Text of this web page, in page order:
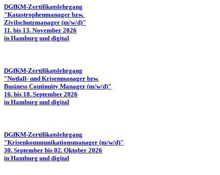
DGfKM-Zertifikatslehrgang
"Katastrophenmanager bzw.
Zivilschutzmanager (m/w/d)"
11. bis 13. November 2026
in Hamburg und digital
DGfKM-Zertifikatslehrgang
"Notfall- und Krisenmanager bzw.
Business Continuity Manager (m/w/d)"
16. bis 18. September 2026
in Hamburg und digital
DGfKM-Zertifikatslehrgang
"Krisenkommunikationsmanager (m/w/d)"
30. September bis 02. Oktober 2026
in Hamburg und digital